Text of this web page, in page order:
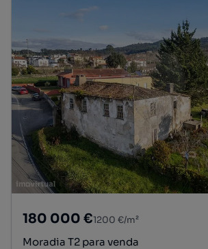
180 000 €1200 €/m²
Moradia T2 para venda